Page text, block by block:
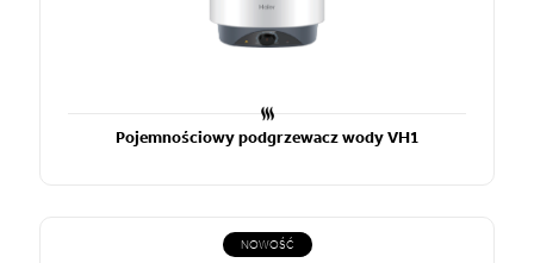
Pojemnościowy podgrzewacz wody VH1
NOWOŚĆ